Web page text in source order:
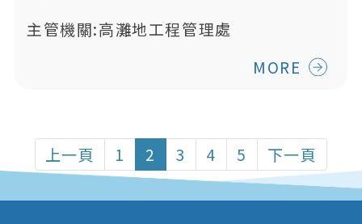
主管機關:高灘地工程管理處
MORE
上一頁 1 2 3 4 5 下一頁